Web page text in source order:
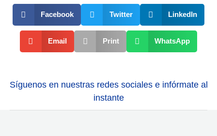
Facebook Twitter LinkedIn
Email Print WhatsApp
Síguenos en nuestras redes sociales e infórmate al
instante